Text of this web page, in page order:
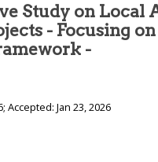
Study on Local
- Focusing on
-
; Accepted: Jan 23, 2026